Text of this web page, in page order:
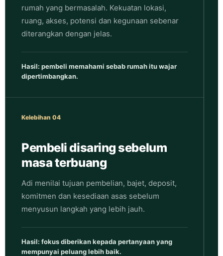
rumah yang bermasalah. Kekuatan lokasi,
ruang, akses, potensi dan kegunaan sebenar
diterangkan dengan jelas.
Hasil: pembeli memahami sebab rumah itu wajar
dipertimbangkan.
Kelebihan 04
Pembeli disaring sebelum
masa terbuang
Adi menilai tujuan pembelian, bajet, deposit,
komitmen dan kesediaan asas sebelum
menyusun langkah yang lebih jauh.
Hasil: fokus diberikan kepada pertanyaan yang
mempunyai peluang lebih baik.